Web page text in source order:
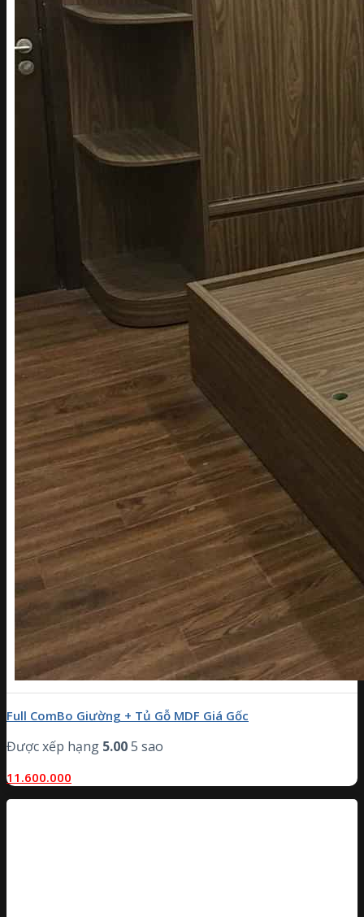
Full ComBo Giường + Tủ Gỗ MDF Giá Gốc
Được xếp hạng 5.005 sao
11.600.000